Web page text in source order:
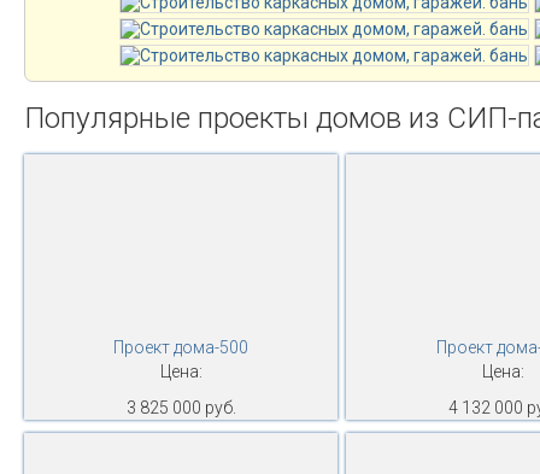
Популярные проекты домов из СИП-
Проект дома-500
Цена:
3 825 000 руб.
Проект
Цена:
4 132 000